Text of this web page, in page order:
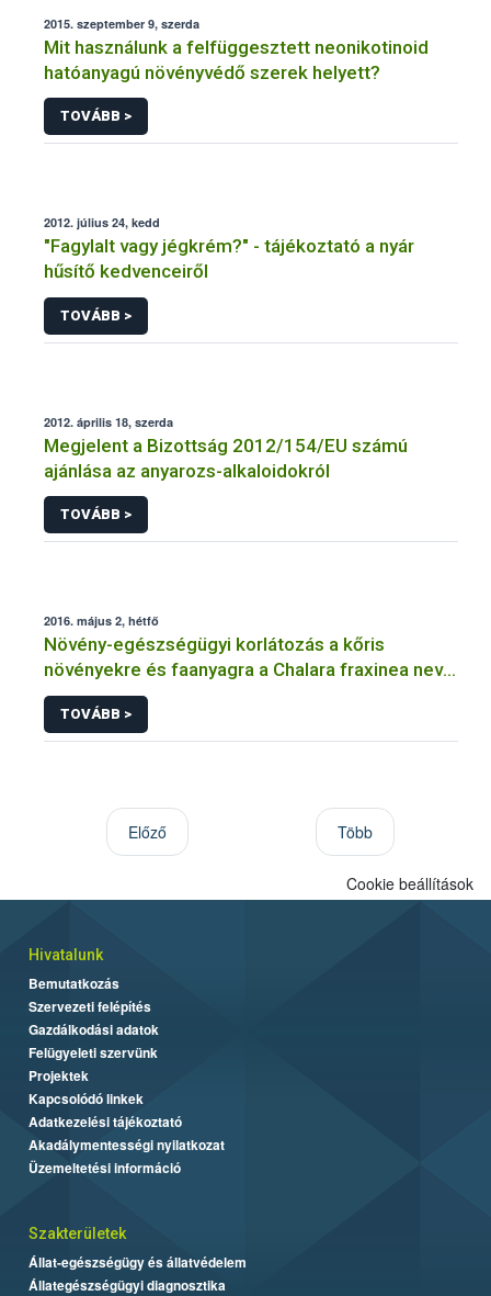
2015. szeptember 9, szerda
Mit használunk a felfüggesztett neonikotinoid
hatóanyagú növényvédő szerek helyett?
TOVÁBB >
2012. július 24, kedd
"Fagylalt vagy jégkrém?" - tájékoztató a nyár
hűsítő kedvenceiről
TOVÁBB >
2012. április 18, szerda
Megjelent a Bizottság 2012/154/EU számú
ajánlása az anyarozs-alkaloidokról
TOVÁBB >
2016. május 2, hétfő
Növény-egészségügyi korlátozás a kőris
növényekre és faanyagra a Chalara fraxinea nevű
kórokozó terjedésének megakadályozására
TOVÁBB >
Előző Több
Cookie beállítások
Hivatalunk
Bemutatkozás
Szervezeti felépítés
Gazdálkodási adatok
Felügyeleti szervünk
Projektek
Kapcsolódó linkek
Adatkezelési tájékoztató
Akadálymentességi nyilatkozat
Üzemeltetési információ
Szakterületek
Állat-egészségügy és állatvédelem
Állategészségügyi diagnosztika